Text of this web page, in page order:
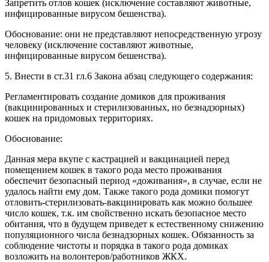
Запретить отлов кошек (исключение составляют животные,
инфицированные вирусом бешенства).
Обоснование: они не представляют непосредственную угрозу
человеку (исключение составляют животные,
инфицированные вирусом бешенства).
5. Внести в ст.31 гл.6 Закона абзац следующего содержания:
Регламентировать создание домиков для проживания
(вакцинированных и стерилизованных, но безнадзорных)
кошек на придомовых территориях.
Обоснование:
Данная мера вкупе с кастрацией и вакцинацией перед
помещением кошек в такого рода место проживания
обеспечит безопасный период «доживания», в случае, если не
удалось найти ему дом. Также такого рода домики помогут
отловить-стерилизовать-вакцинировать как можно большее
число кошек, т.к. им свойственно искать безопасное место
обитания, что в будущем приведет к естественному снижению
популяционного числа безнадзорных кошек. Обязанность за
соблюдение чистоты и порядка в такого рода домиках
возложить на волонтеров/работников ЖКХ.